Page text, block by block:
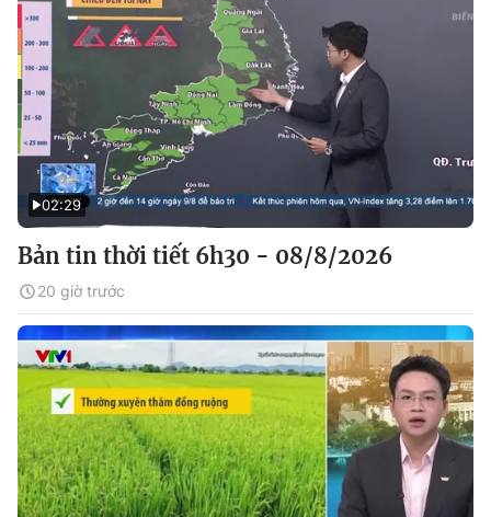
02:29
Bản tin thời tiết 6h30 - 08/8/2026
20 giờ trước